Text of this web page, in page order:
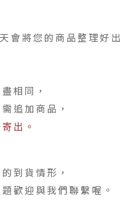
會將您的商品整理好出
相同，
追加商品，
出。
到貨情形，
歡迎與我們聯繫喔。